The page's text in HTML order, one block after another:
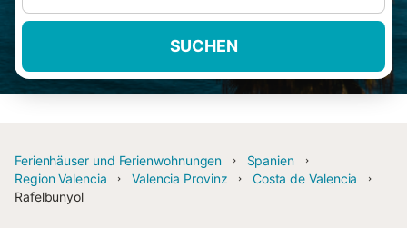
SUCHEN
Ferienhäuser und Ferienwohnungen
Spanien
Region Valencia
Valencia Provinz
Costa de Valencia
Rafelbunyol